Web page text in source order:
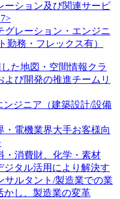
ーション及び関連サービ
グレーション・エンジニ
勤務・フレックス有）
た地図・空間情報クラ
よび開発の推進チームリ
ンジニア（建築設計/設備
・電機業界大手お客様向
・消費財、化学・素材
タル活用により解決す
サルタント/製造業での業
かし、製造業の変革